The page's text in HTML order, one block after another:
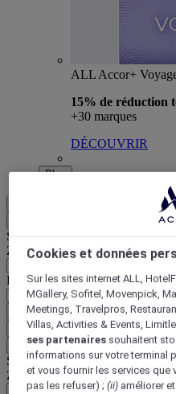
ALL Accor+
15% de réduction
+30 marques
DÉCOUVRIR
Plus
Sélectionnez votre zone et votre
Zone géographique
Pays/Région - Langue
Valider votre zone et votre langue
EUR (€)
Retour
Sélectionnez votre devise ci-
Zone géographique
Cookies et données
Sur les sites internet ALL,
MGallery, Sofitel, Movenpick,
Meetings, Travelpros,
Villas, Activities & Events,
ses partenaires souhaitent
informations sur votre terminal
et vous fournir les services que
pas les refuser) ;(ii) améliorer